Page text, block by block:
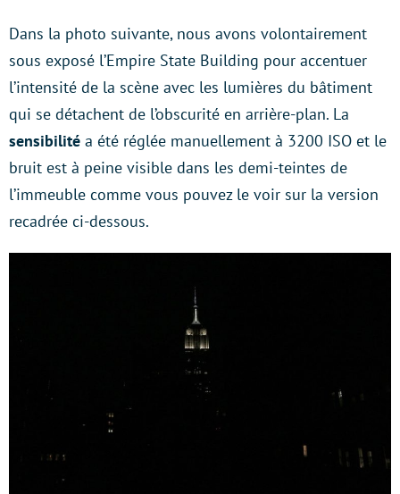
Dans la photo suivante, nous avons volontairement
sous exposé l’Empire State Building pour accentuer
l’intensité de la scène avec les lumières du bâtiment
qui se détachent de l’obscurité en arrière-plan. La
sensibilité a été réglée manuellement à 3200 ISO et le
bruit est à peine visible dans les demi-teintes de
l’immeuble comme vous pouvez le voir sur la version
recadrée ci-dessous.